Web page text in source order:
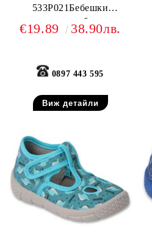
533P021Бебешки
текстилни обувки,
Тъмносини
€19.89 38.90лв.
0897 443 595
Виж детайли